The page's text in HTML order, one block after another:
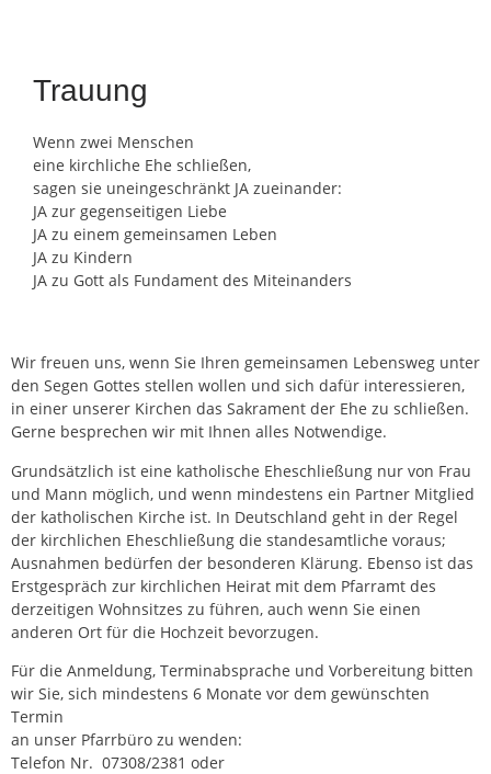
Trauung
Wenn zwei Menschen
eine kirchliche Ehe schließen,
sagen sie uneingeschränkt JA zueinander:
JA zur gegenseitigen Liebe
JA zu einem gemeinsamen Leben
JA zu Kindern
JA zu Gott als Fundament des Miteinanders
Wir freuen uns, wenn Sie Ihren gemeinsamen Lebensweg unter
den Segen Gottes stellen wollen und sich dafür interessieren,
in einer unserer Kirchen das Sakrament der Ehe zu schließen.
Gerne besprechen wir mit Ihnen alles Notwendige.
Grundsätzlich ist eine katholische Eheschließung nur von Frau
und Mann möglich, und wenn mindestens ein Partner Mitglied
der katholischen Kirche ist. In Deutschland geht in der Regel
der kirchlichen Eheschließung die standesamtliche voraus;
Ausnahmen bedürfen der besonderen Klärung. Ebenso ist das
Erstgespräch zur kirchlichen Heirat mit dem Pfarramt des
derzeitigen Wohnsitzes zu führen, auch wenn Sie einen
anderen Ort für die Hochzeit bevorzugen.
Für die Anmeldung, Terminabsprache und Vorbereitung bitten
wir Sie, sich mindestens 6 Monate vor dem gewünschten
Termin
an unser Pfarrbüro zu wenden:
Telefon Nr. 07308/2381 oder